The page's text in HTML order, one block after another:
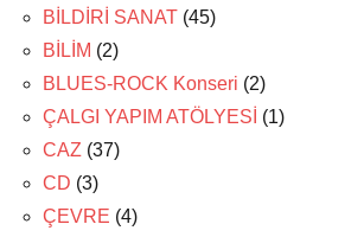
BİLDİRİ SANAT (45)
BİLİM (2)
BLUES-ROCK Konseri (2)
ÇALGI YAPIM ATÖLYESİ (1)
CAZ (37)
CD (3)
ÇEVRE (4)